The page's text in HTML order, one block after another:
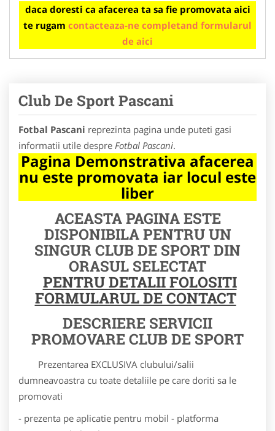
daca doresti ca afacerea ta sa fie promovata aici
te rugam contacteaza-ne completand formularul
de aici
Club De Sport Pascani
Fotbal Pascani reprezinta pagina unde puteti gasi
informatii utile despre Fotbal Pascani.
Pagina Demonstrativa afacerea
nu este promovata iar locul este
liber
ACEASTA PAGINA ESTE
DISPONIBILA PENTRU UN
SINGUR CLUB DE SPORT DIN
ORASUL SELECTAT
PENTRU DETALII FOLOSITI
FORMULARUL DE CONTACT
DESCRIERE SERVICII
PROMOVARE CLUB DE SPORT
Prezentarea EXCLUSIVA clubului/salii
dumneavoastra cu toate detaliile pe care doriti sa le
promovati
- prezenta pe aplicatie pentru mobil - platforma